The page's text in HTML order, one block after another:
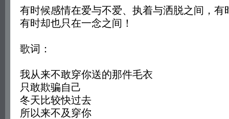
有时候感情在爱与不爱、执着与洒脱之间，有
有时却也只在一念之间！
歌词：
我从来不敢穿你送的那件毛衣
只敢欺骗自己
冬天比较快过去
所以来不及穿你